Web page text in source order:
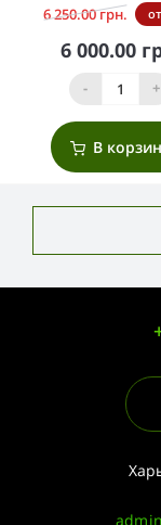
6 250.00 грн.
6 000.00
- +
В